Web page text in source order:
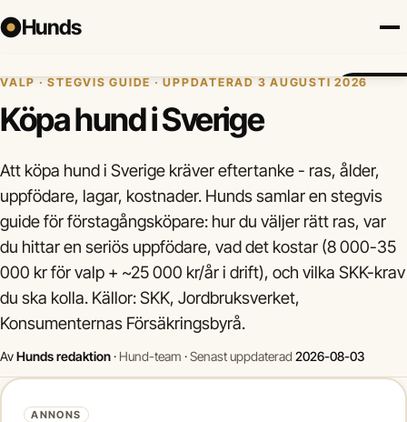
Hunds
Försäkring Hundraser Lokalt Valp Mat Hälsa Jämför
VALP · STEGVIS GUIDE · UPPDATERAD 3 AUGUSTI 2026
Köpa hund i Sverige
Att köpa hund i Sverige kräver eftertanke - ras, ålder,
uppfödare, lagar, kostnader. Hunds samlar en stegvis
guide för förstagångsköpare: hur du väljer rätt ras, var
du hittar en seriös uppfödare, vad det kostar (8 000-35
000 kr för valp + ~25 000 kr/år i drift), och vilka SKK-krav
du ska kolla. Källor: SKK, Jordbruksverket,
Konsumenternas Försäkringsbyrå.
AvHunds redaktion· Hund-team ·Senast uppdaterad 2026-08-03
ANNONS